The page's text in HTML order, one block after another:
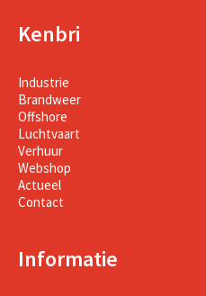
Kenbri
Industrie
Brandweer
Offshore
Luchtvaart
Verhuur
Webshop
Actueel
Contact
Informatie